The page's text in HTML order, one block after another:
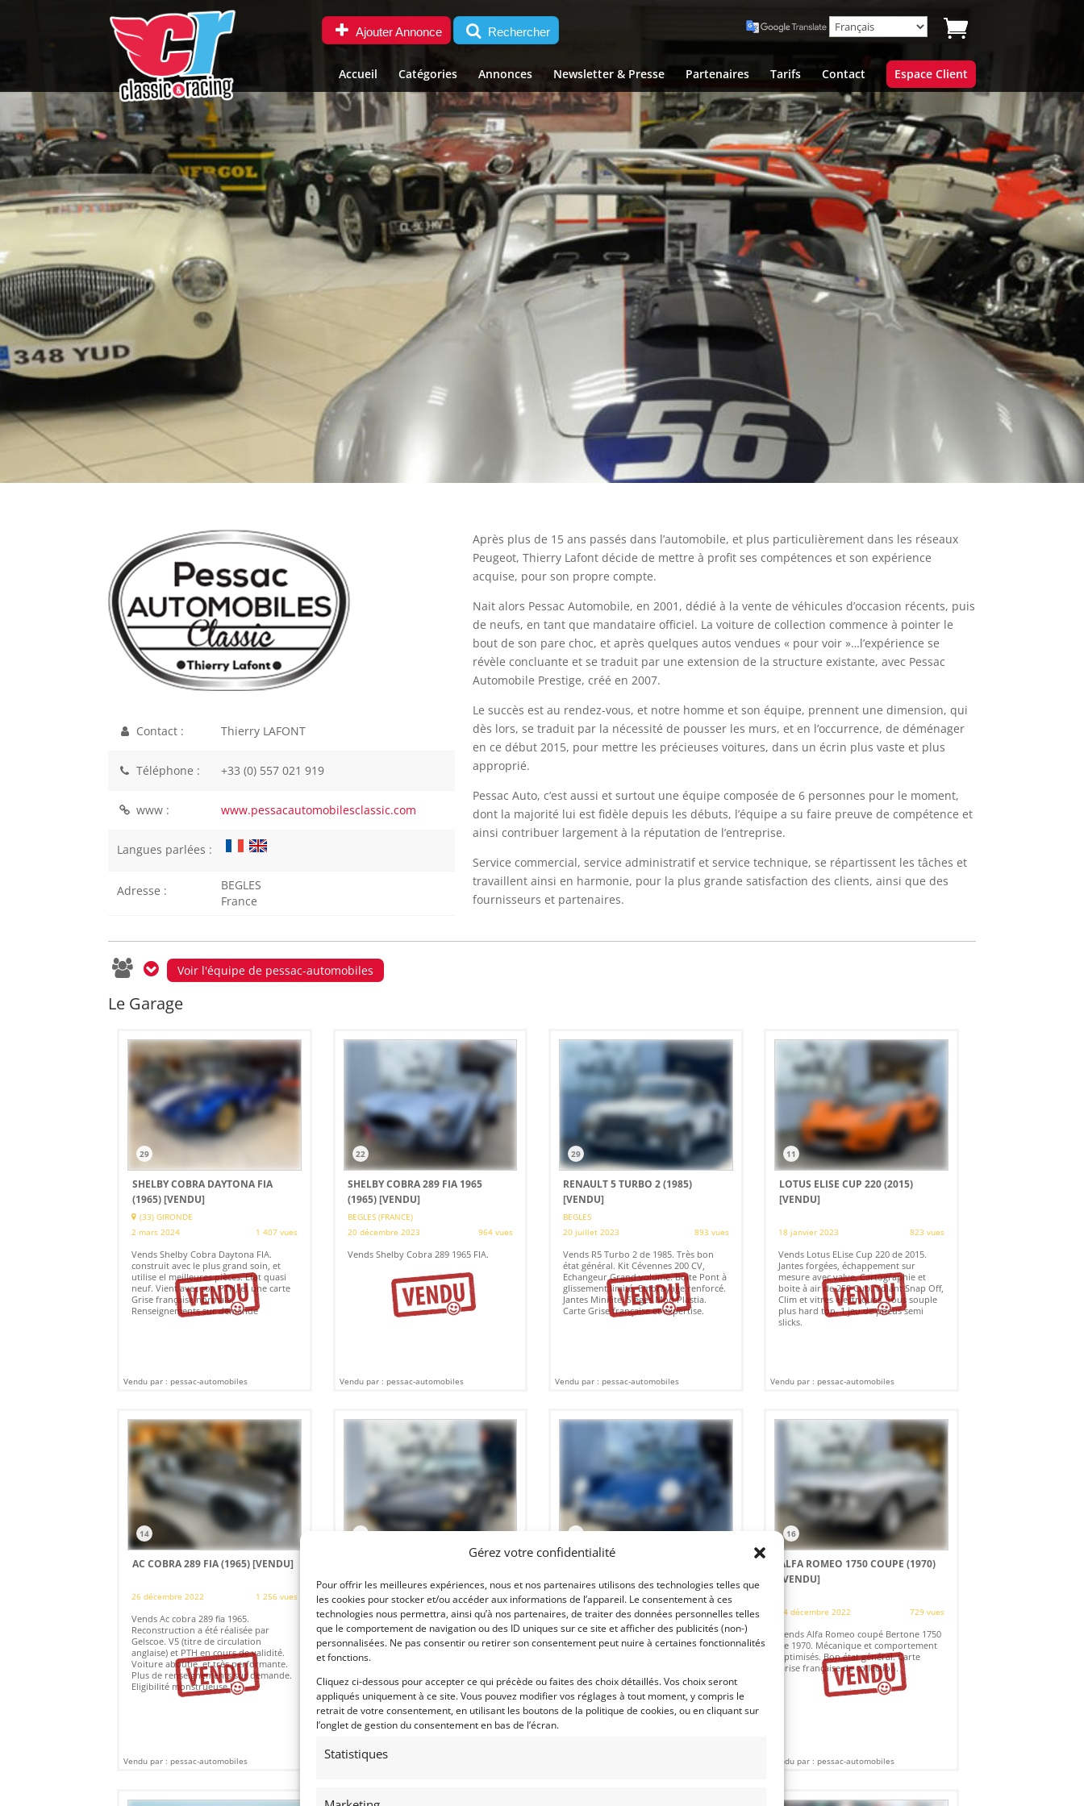
Gérez votre confidentialité
Pour offrir les meilleures expériences, nous et nos partenaires utilisons des technologies telles que
les cookies pour stocker et/ou accéder aux informations de l’appareil. Le consentement à ces
technologies nous permettra, ainsi qu’à nos partenaires, de traiter des données personnelles telles
que le comportement de navigation ou des ID uniques sur ce site et afficher des publicités (non-)
personnalisées. Ne pas consentir ou retirer son consentement peut nuire à certaines fonctionnalités
et fonctions.
Cliquez ci-dessous pour accepter ce qui précède ou faites des choix détaillés. Vos choix seront
appliqués uniquement à ce site. Vous pouvez modifier vos réglages à tout moment, y compris le
retrait de votre consentement, en utilisant les boutons de la politique de cookies, ou en cliquant sur
l’onglet de gestion du consentement en bas de l’écran.
Statistiques
Ajouter Annonce Rechercher
Accueil Catégories Annonces Newsletter & Presse Partenaires Tarifs Contact Espace Client
Contact : Thierry LAFONT
Téléphone : +33 (0) 557 021 919
www : www.pessacautomobilesclassic.com
Langues parlées :
Adresse :
BEGLES
France
Après plus de 15 ans passés dans l’automobile, et plus particulièrement dans les réseaux
Peugeot, Thierry Lafont décide de mettre à profit ses compétences et son expérience
acquise, pour son propre compte.
Nait alors Pessac Automobile, en 2001, dédié à la vente de véhicules d’occasion récents, puis
de neufs, en tant que mandataire officiel. La voiture de collection commence à pointer le
bout de son pare choc, et après quelques autos vendues « pour voir »…l’expérience se
révèle concluante et se traduit par une extension de la structure existante, avec Pessac
Automobile Prestige, créé en 2007.
Le succès est au rendez-vous, et notre homme et son équipe, prennent une dimension, qui
dès lors, se traduit par la nécessité de pousser les murs, et en l’occurrence, de déménager
en ce début 2015, pour mettre les précieuses voitures, dans un écrin plus vaste et plus
approprié.
Pessac Auto, c’est aussi et surtout une équipe composée de 6 personnes pour le moment,
dont la majorité lui est fidèle depuis les débuts, l’équipe a su faire preuve de compétence et
ainsi contribuer largement à la réputation de l’entreprise.
Service commercial, service administratif et service technique, se répartissent les tâches et
travaillent ainsi en harmonie, pour la plus grande satisfaction des clients, ainsi que des
fournisseurs et partenaires.
Voir l'équipe de pessac-automobiles
Le Garage
29
SHELBY COBRA DAYTONA FIA
(1965)[VENDU]
(33) GIRONDE
2 mars 2024
1 407 vues
Vends Shelby Cobra Daytona FIA.
construit avec le plus grand soin, et
utilise el meilleures pièces. Etat quasi
neuf. Vient avec son PTH, et une carte
Grise française normale.
Renseignements sur demande
Vendu par : pessac-automobiles
22
SHELBY COBRA 289 FIA 1965
(1965)[VENDU]
BEGLES (FRANCE)
20 décembre 2023
964 vues
Vends Shelby Cobra 289 1965 FIA.
Vendu par : pessac-automobiles
29
RENAULT 5 TURBO 2 (1985)
[VENDU]
BEGLES
20 juillet 2023
893 vues
Vends R5 Turbo 2 de 1985. Très bon
état général. Kit Cévennes 200 CV,
Echangeur Grand volume. Boite Pont à
glissement limité. Embrayage renforcé.
Jantes Minilite. Sièges Mod Plastia.
Carte Grise française et expertise.
Vendu par : pessac-automobiles
11
LOTUS ELISE CUP 220 (2015)
[VENDU]
18 janvier 2023 823 vues
Vends Lotus ELise Cup 220 de 2015.
Jantes forgées, échappement sur
mesure avec valve, Cartographie et
boite à air de 250 Cup. Volant Snap Off,
Clim et vitres électriques. Tous souple
plus hard top. 1 jeu de pneus semi
slicks.
Vendu par : pessac-automobiles
14
AC COBRA 289 FIA (1965)[VENDU]
26 décembre 2022 1 256 vues
Vends Ac cobra 289 fia 1965.
Reconstruction a été réalisée par
Gelscoe. V5 (titre de circulation
anglaise) et PTH en cours de validité.
Voiture aboutie, et très performante.
Plus de renseignements sur demande.
Eligibilité monstrueuse !
Vendu par : pessac-automobiles
26 décembre 2022 1 169 vues
Vends Porsche 911 3.2 1984. Historique
lipide. Bien optionnel et très bien
entretenue. Aucun frais à prévoir.
Vendu par : pessac-automobiles
14 décembre 2022 699 vues
Vends Porsche 2,4 E [Trappe à huile]
de 1972 Albert Blue. Restauration
totale de qualité. Vitres électriques.
Intérieur "Pépita". Vient avec son
16
ALFA ROMEO 1750 COUPE (1970)
[VENDU]
14 décembre 2022 729 vues
Vends Alfa Romeo coupé Bertone 1750
de 1970. Mécanique et comportement
optimisés. Bon état général. Carte
Grise française de collection.
Vendu par : pessac-automobiles